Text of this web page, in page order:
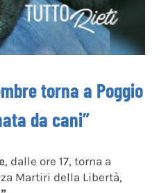
torna a Poggio
da cani”
, dalle ore 17, torna a
Martiri della Libertà,